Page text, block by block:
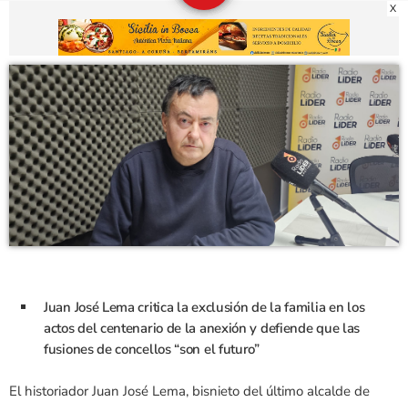
X
Juan José Lema critica la exclusión de la familia en los
actos del centenario de la anexión y defiende que las
fusiones de concellos “son el futuro”
El historiador Juan José Lema, bisnieto del último alcalde de